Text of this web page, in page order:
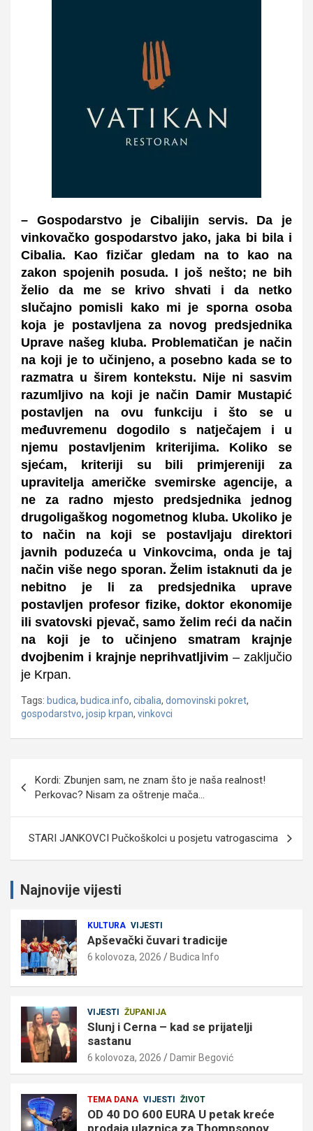
– Gospodarstvo je Cibalijin servis. Da je
vinkovačko gospodarstvo jako, jaka bi bila i
Cibalia. Kao fizičar gledam na to kao na
zakon spojenih posuda. I još nešto; ne bih
želio da me se krivo shvati i da netko
slučajno pomisli kako mi je sporna osoba
koja je postavljena za novog predsjednika
Uprave našeg kluba. Problematičan je način
na koji je to učinjeno, a posebno kada se to
razmatra u širem kontekstu. Nije ni sasvim
razumljivo na koji je način Damir Mustapić
postavljen na ovu funkciju i što se u
međuvremenu dogodilo s natječajem i u
njemu postavljenim kriterijima. Koliko se
sjećam, kriteriji su bili primjereniji za
upravitelja američke svemirske agencije, a
ne za radno mjesto predsjednika jednog
drugoligaškog nogometnog kluba. Ukoliko je
to način na koji se postavljaju direktori
javnih poduzeća u Vinkovcima, onda je taj
način više nego sporan. Želim istaknuti da je
nebitno je li za predsjednika uprave
postavljen profesor fizike, doktor ekonomije
ili svatovski pjevač, samo želim reći da način
na koji je to učinjeno smatram krajnje
dvojbenim i krajnje neprihvatljivim – zaključio
je Krpan.
Tags: budica, budica.info, cibalia, domovinski pokret,
gospodarstvo, josip krpan, vinkovci
objava
Kordi: Zbunjen sam, ne znam što je naša realnost!
Perkovac? Nisam za oštrenje mača…
STARI JANKOVCI Pučkoškolci u posjetu vatrogascima
Najnovije vijesti
KULTURA VIJESTI
Apševački čuvari tradicije
6 kolovoza, 2026 Budica Info
VIJESTI ŽUPANIJA
Slunj i Cerna – kad se prijatelji
sastanu
6 kolovoza, 2026 Damir Begović
TEMA DANA VIJESTI ŽIVOT
OD 40 DO 600 EURA U petak kreće